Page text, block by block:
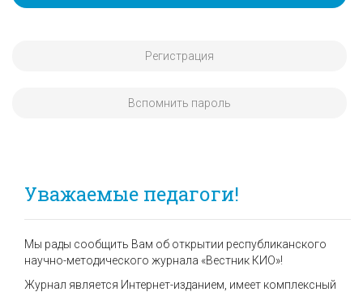
Регистрация
Вспомнить пароль
Уважаемые педагоги!
Мы рады сообщить Вам об открытии республиканского
научно-методического журнала «Вестник КИО»!
Журнал является Интернет-изданием, имеет комплексный